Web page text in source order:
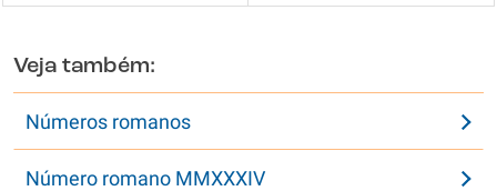
Veja também:
Números romanos
Número romano MMXXXIV